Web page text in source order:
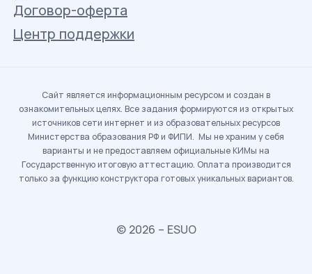
Договор-оферта
Центр поддержки
Сайт является информационным ресурсом и создан в
ознакомительных целях. Все задания формируются из открытых
источников сети интернет и из образовательных ресурсов
Министерства образования РФ и ФИПИ. Мы не храним у себя
варианты и не предоставляем официальные КИМы на
Государственную итоговую аттестацию. Оплата производится
только за функцию конструктора готовых уникальных вариантов.
© 2026 – ESUO